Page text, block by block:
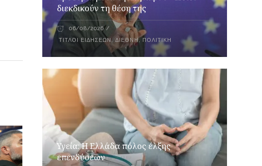
διεκδικούν τη θέση της
06/08/2026
ΤΊΤΛΟΙ ΕΙΔΉΣΕΩΝ ,ΔΙΕΘΝΉ, ΠΟΛΙΤΙΚΉ
Υγεία: Η Ελλάδα πόλος έλξης
επενδύσεων